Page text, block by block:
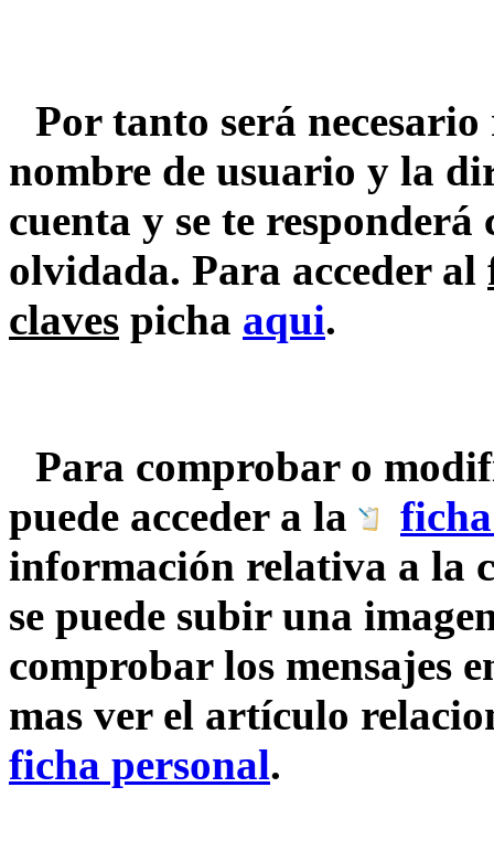
Por tanto será
nombre de usuario y la
cuenta y se te
olvidada. Para acceder al
claves picha aqui.
Para comprobar o
puede acceder a la
información relativa a la
se puede subir una
comprobar los mensajes
mas ver el artículo
ficha personal.